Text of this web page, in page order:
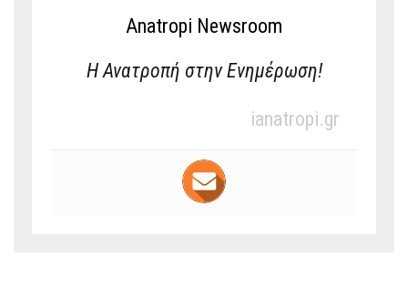
Anatropi Newsroom
Η Ανατροπή στην Ενημέρωση!
ianatropi.gr